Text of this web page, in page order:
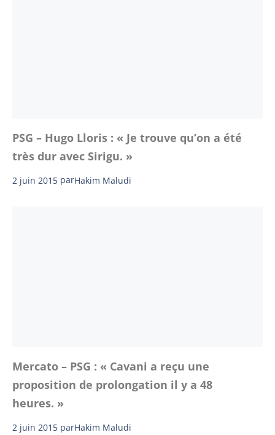
PSG – Hugo Lloris : « Je trouve qu’on a été
très dur avec Sirigu. »
2 juin 2015 parHakim Maludi
Mercato – PSG : « Cavani a reçu une
proposition de prolongation il y a 48
heures. »
2 juin 2015 parHakim Maludi